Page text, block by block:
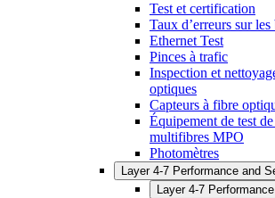
Test et certification
Taux d’erreurs sur les
Ethernet Test
Pinces à trafic
Inspection et
optiques
Capteurs à fibre
Équipement de test
multifibres MPO
Photomètres
Layer 4-7 Performance and
Layer 4-7